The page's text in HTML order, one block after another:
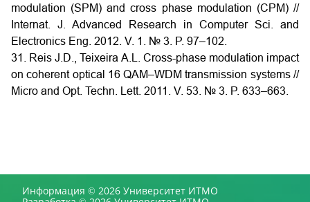
modulation (SPM) and cross phase modulation (CPM) //
Internat. J. Advanced Research in Computer Sci. and
Electronics Eng. 2012. V. 1. № 3. P. 97–102.
31. Reis J.D., Teixeira A.L. Cross-phase modulation impact
on coherent optical 16 QAM–WDM transmission systems //
Micro and Opt. Techn. Lett. 2011. V. 53. № 3. P. 633–663.
Информация © 2026 Университет ИТМО